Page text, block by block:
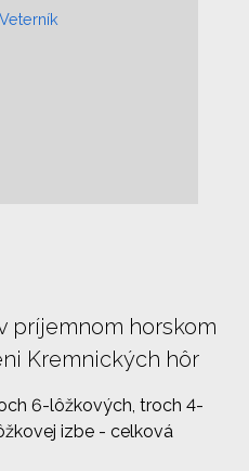
príjemnom horskom
Kremnických hôr
6-lôžkových, troch 4-
izbe - celková